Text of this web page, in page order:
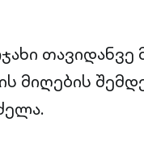
მიღების